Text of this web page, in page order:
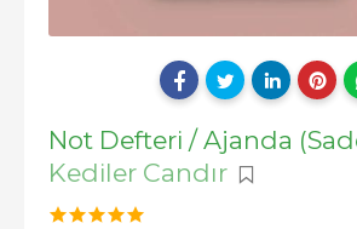
Not Defteri / Ajanda
Kediler Candır